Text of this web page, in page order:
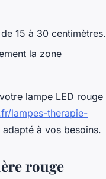
15 à 30 centimètres.
la zone
lampe LED rouge
lampes-therapie-
à vos besoins.
rouge